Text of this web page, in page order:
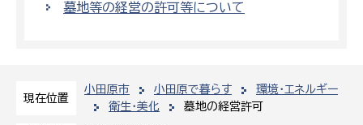
現在位置
小田原市 小田原で暮らす
環境・エネルギー
衛生・美化
墓地の経営許可
墓地等の経営の許可等について